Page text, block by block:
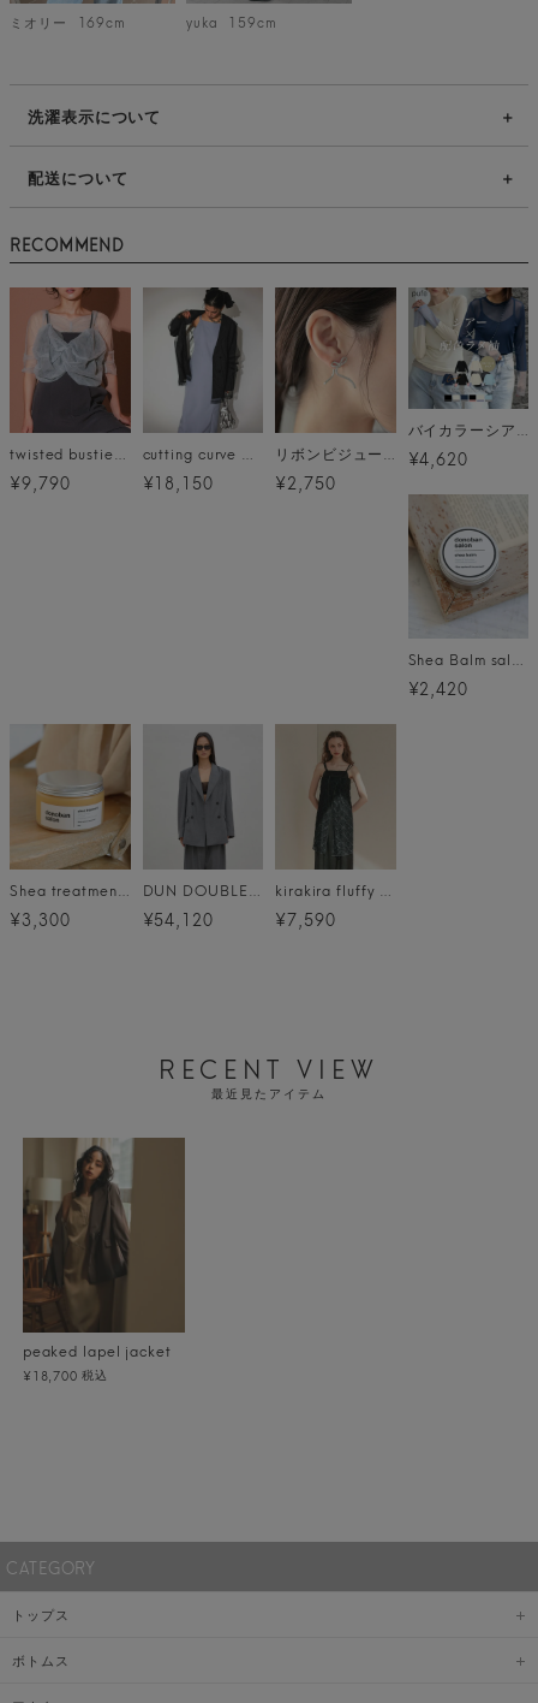
ミオリー 169cm yuka 159cm
洗濯表示について
配送について
RECOMMEND
¥9,790 ¥18,150 ¥2,750
¥4,620
Shea Balm salon メール便
¥2,420
¥3,300 ¥54,120 ¥7,590
RECENT VIEW
最近見たアイテム
peaked lapel jacket
¥18,700 税込
CATEGORY
トップス
ボトムス